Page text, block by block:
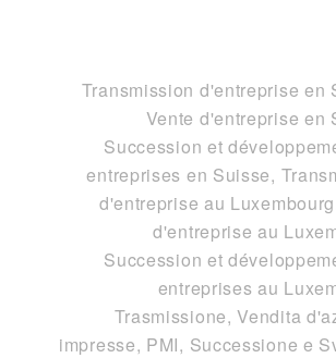
Transmission d'entreprise en
Vente d'entreprise en
Succession et
entreprises en Suisse,
d'entreprise au
d'entreprise au
Succession et
entreprises au
Trasmissione, Vendita
impresse, PMI, Successione e